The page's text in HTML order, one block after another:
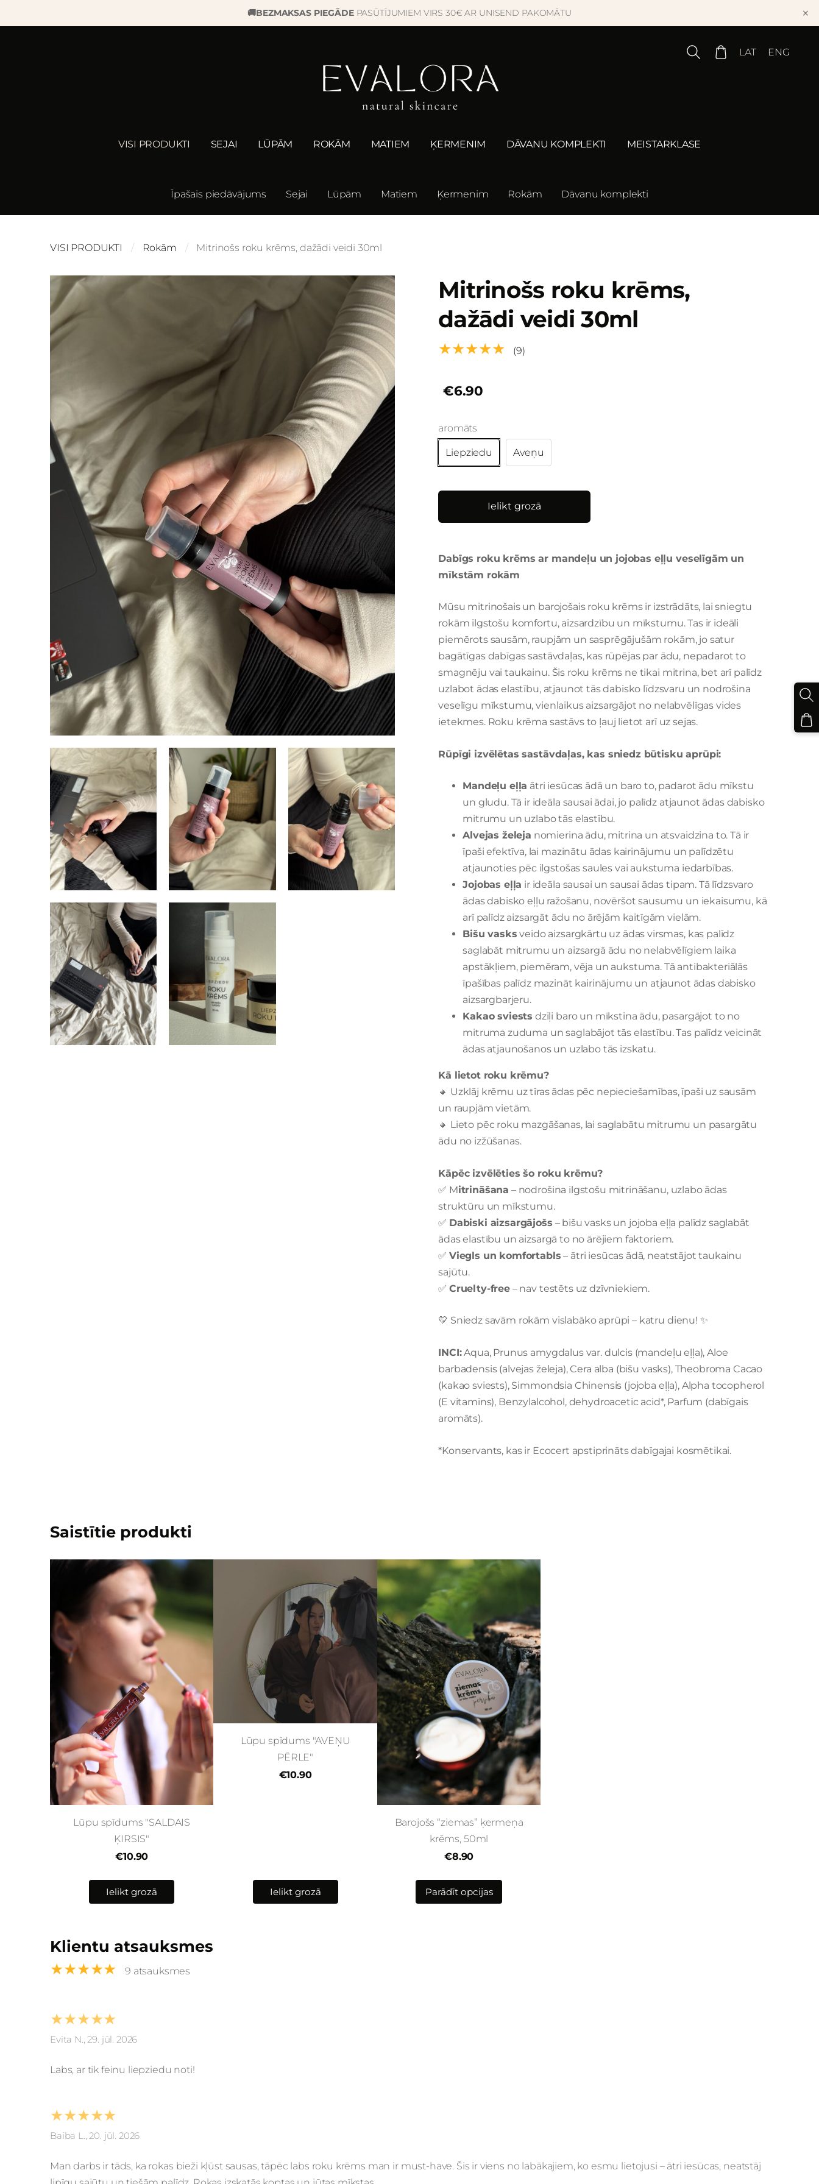
🚚BEZMAKSAS PIEGĀDEPASŪTĪJUMIEM VIRS 30€ AR UNISEND PAKOMĀTU ×
VISI PRODUKTI SEJAI LŪPĀM ROKĀM MATIEM ĶERMENIM DĀVANU KOMPLEKTI MEISTARKLASE
LAT ENG
Īpašais piedāvājums Sejai Lūpām Matiem Ķermenim Rokām Dāvanu komplekti
VISI PRODUKTI Rokām Mitrinošs roku krēms, dažādi veidi 30ml
Mitrinošs roku krēms,
dažādi veidi 30ml
★★★★★ (9)
€6.90
aromāts
Liepziedu Aveņu
Ielikt grozā
Dabīgs roku krēms ar mandeļu un jojobas eļļu veselīgām un
mīkstām rokām
Mūsu mitrinošais un barojošais roku krēms ir izstrādāts, lai sniegtu
rokām ilgstošu komfortu, aizsardzību un mīkstumu. Tas ir ideāli
piemērots sausām, raupjām un sasprēgājušām rokām, jo satur
bagātīgas dabīgas sastāvdaļas, kas rūpējas par ādu, nepadarot to
smagnēju vai taukainu. Šis roku krēms ne tikai mitrina, bet arī palīdz
uzlabot ādas elastību, atjaunot tās dabisko līdzsvaru un nodrošina
veselīgu mīkstumu, vienlaikus aizsargājot no nelabvēlīgas vides
ietekmes. Roku krēma sastāvs to ļauj lietot arī uz sejas.
Rūpīgi izvēlētas sastāvdaļas, kas sniedz būtisku aprūpi:
Mandeļu eļļa ātri iesūcas ādā un baro to, padarot ādu mīkstu
un gludu. Tā ir ideāla sausai ādai, jo palīdz atjaunot ādas dabisko
mitrumu un uzlabo tās elastību.
Alvejas želeja nomierina ādu, mitrina un atsvaidzina to. Tā ir
īpaši efektīva, lai mazinātu ādas kairinājumu un palīdzētu
atjaunoties pēc ilgstošas saules vai aukstuma iedarbības.
Jojobas eļļa ir ideāla sausai un sausai ādas tipam. Tā līdzsvaro
ādas dabisko eļļu ražošanu, novēršot sausumu un iekaisumu, kā
arī palīdz aizsargāt ādu no ārējām kaitīgām vielām.
Bišu vasks veido aizsargkārtu uz ādas virsmas, kas palīdz
saglabāt mitrumu un aizsargā ādu no nelabvēlīgiem laika
apstākļiem, piemēram, vēja un aukstuma. Tā antibakteriālās
īpašības palīdz mazināt kairinājumu un atjaunot ādas dabisko
aizsargbarjeru.
Kakao sviests dziļi baro un mīkstina ādu, pasargājot to no
mitruma zuduma un saglabājot tās elastību. Tas palīdz veicināt
ādas atjaunošanos un uzlabo tās izskatu.
Kā lietot roku krēmu?
🔸 Uzklāj krēmu uz tīras ādas pēc nepieciešamības, īpaši uz sausām
un raupjām vietām.
🔸 Lieto pēc roku mazgāšanas, lai saglabātu mitrumu un pasargātu
ādu no izžūšanas.
Kāpēc izvēlēties šo roku krēmu?
✅ Mitrināšana – nodrošina ilgstošu mitrināšanu, uzlabo ādas
struktūru un mīkstumu.
✅ Dabiski aizsargājošs – bišu vasks un jojoba eļļa palīdz saglabāt
ādas elastību un aizsargā to no ārējiem faktoriem.
✅ Viegls un komfortabls – ātri iesūcas ādā, neatstājot taukainu
sajūtu.
✅ Cruelty-free– nav testēts uz dzīvniekiem.
💛 Sniedz savām rokām vislabāko aprūpi – katru dienu! ✨
INCI:Aqua, Prunus amygdalus var. dulcis (mandeļu eļļa), Aloe
barbadensis (alvejas želeja), Cera alba (bišu vasks), Theobroma Cacao
(kakao sviests), Simmondsia Chinensis (jojoba eļļa), Alpha tocopherol
(E vitamīns), Benzylalcohol, dehydroacetic acid*, Parfum (dabīgais
aromāts).
*Konservants, kas ir Ecocert apstiprināts dabīgajai kosmētikai.
Saistītie produkti
Lūpu spīdums "SALDAIS
ĶIRSIS"
€10.90
Ielikt grozā
Lūpu spīdums "AVEŅU
PĒRLE"
€10.90
Ielikt grozā
Barojošs “ziemas” ķermeņa
krēms, 50ml
€8.90
Parādīt opcijas
Klientu atsauksmes
★★★★★ 9 atsauksmes
★★★★★
Evita N., 29. jūl. 2026
Labs, ar tik feinu liepziedu noti!
★★★★★
Baiba L., 20. jūl. 2026
Man darbs ir tāds, ka rokas bieži kļūst sausas, tāpēc labs roku krēms man ir must-have. Šis ir viens no labākajiem, ko esmu lietojusi – ātri iesūcas, neatstāj